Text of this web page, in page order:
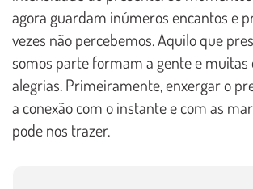
agora guardam inúmeros encantos e
vezes não percebemos. Aquilo que
somos parte formam a gente e muitas
alegrias. Primeiramente, enxergar o
a conexão com o instante e com as
pode nos trazer.